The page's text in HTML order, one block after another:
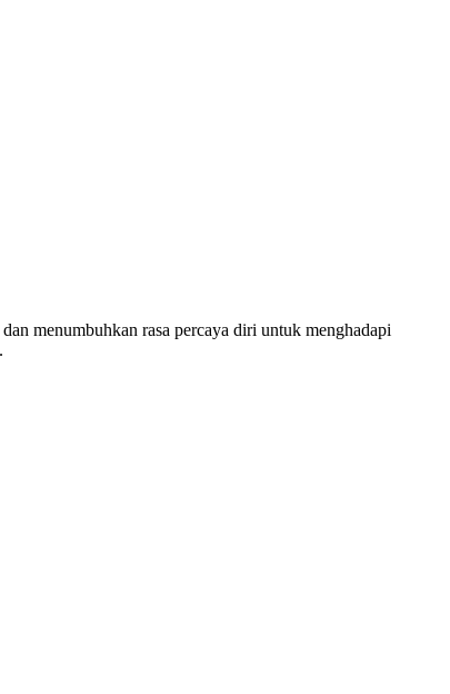
menumbuhkan rasa percaya diri untuk menghadapi